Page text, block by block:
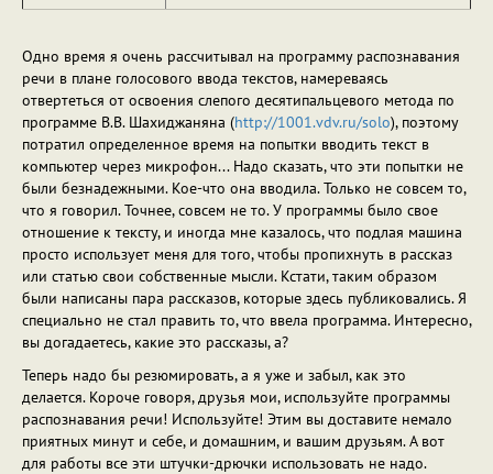
Одно время я очень рассчитывал на программу распознавания
речи в плане голосового ввода текстов, намереваясь
отвертеться от освоения слепого десятипальцевого метода по
программе В.В. Шахиджаняна (http://1001.vdv.ru/solo), поэтому
потратил определенное время на попытки вводить текст в
компьютер через микрофон... Надо сказать, что эти попытки не
были безнадежными. Кое-что она вводила. Только не совсем то,
что я говорил. Точнее, совсем не то. У программы было свое
отношение к тексту, и иногда мне казалось, что подлая машина
просто использует меня для того, чтобы пропихнуть в рассказ
или статью свои собственные мысли. Кстати, таким образом
были написаны пара рассказов, которые здесь публиковались. Я
специально не стал править то, что ввела программа. Интересно,
вы догадаетесь, какие это рассказы, а?
Теперь надо бы резюмировать, а я уже и забыл, как это
делается. Короче говоря, друзья мои, используйте программы
распознавания речи! Используйте! Этим вы доставите немало
приятных минут и себе, и домашним, и вашим друзьям. А вот
для работы все эти штучки-дрючки использовать не надо.